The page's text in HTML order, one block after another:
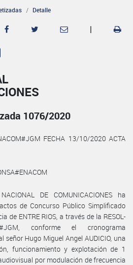
Detalle
|
1076/2020
FECHA 13/10/2020 ACTA
DE COMUNICACIONES ha
de Concurso Público Simplificado
de ENTRE RIOS, a través de la RESOL-
conforme el cronograma
señor Hugo Miguel Angel AUDICIO, una
funcionamiento y explotación de 1
por modulación de frecuencia